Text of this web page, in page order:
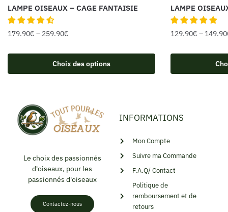
LAMPE OISEAUX – CAGE FANTAISIE
179.90€ – 259.90€
Choix des options
LAMPE
129.90€ – 149.90
Le choix des passionnés
d'oiseaux, pour les
passionnés d'oiseaux
Contactez-nous
INFORMATIONS
Mon Compte
Suivre ma Commande
F.A.Q/ Contact
Politique de
remboursement et de
retours